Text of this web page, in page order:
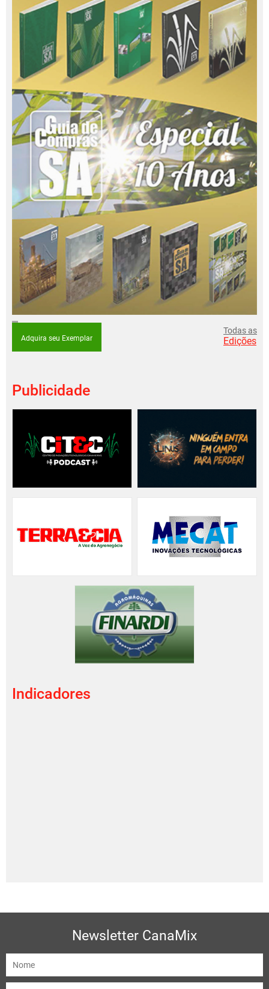
Adquira seu Exemplar
Todas as
Edições
Publicidade
Indicadores
Newsletter CanaMix